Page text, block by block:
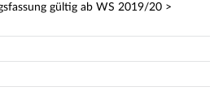
gültig ab WS 2019/20 >